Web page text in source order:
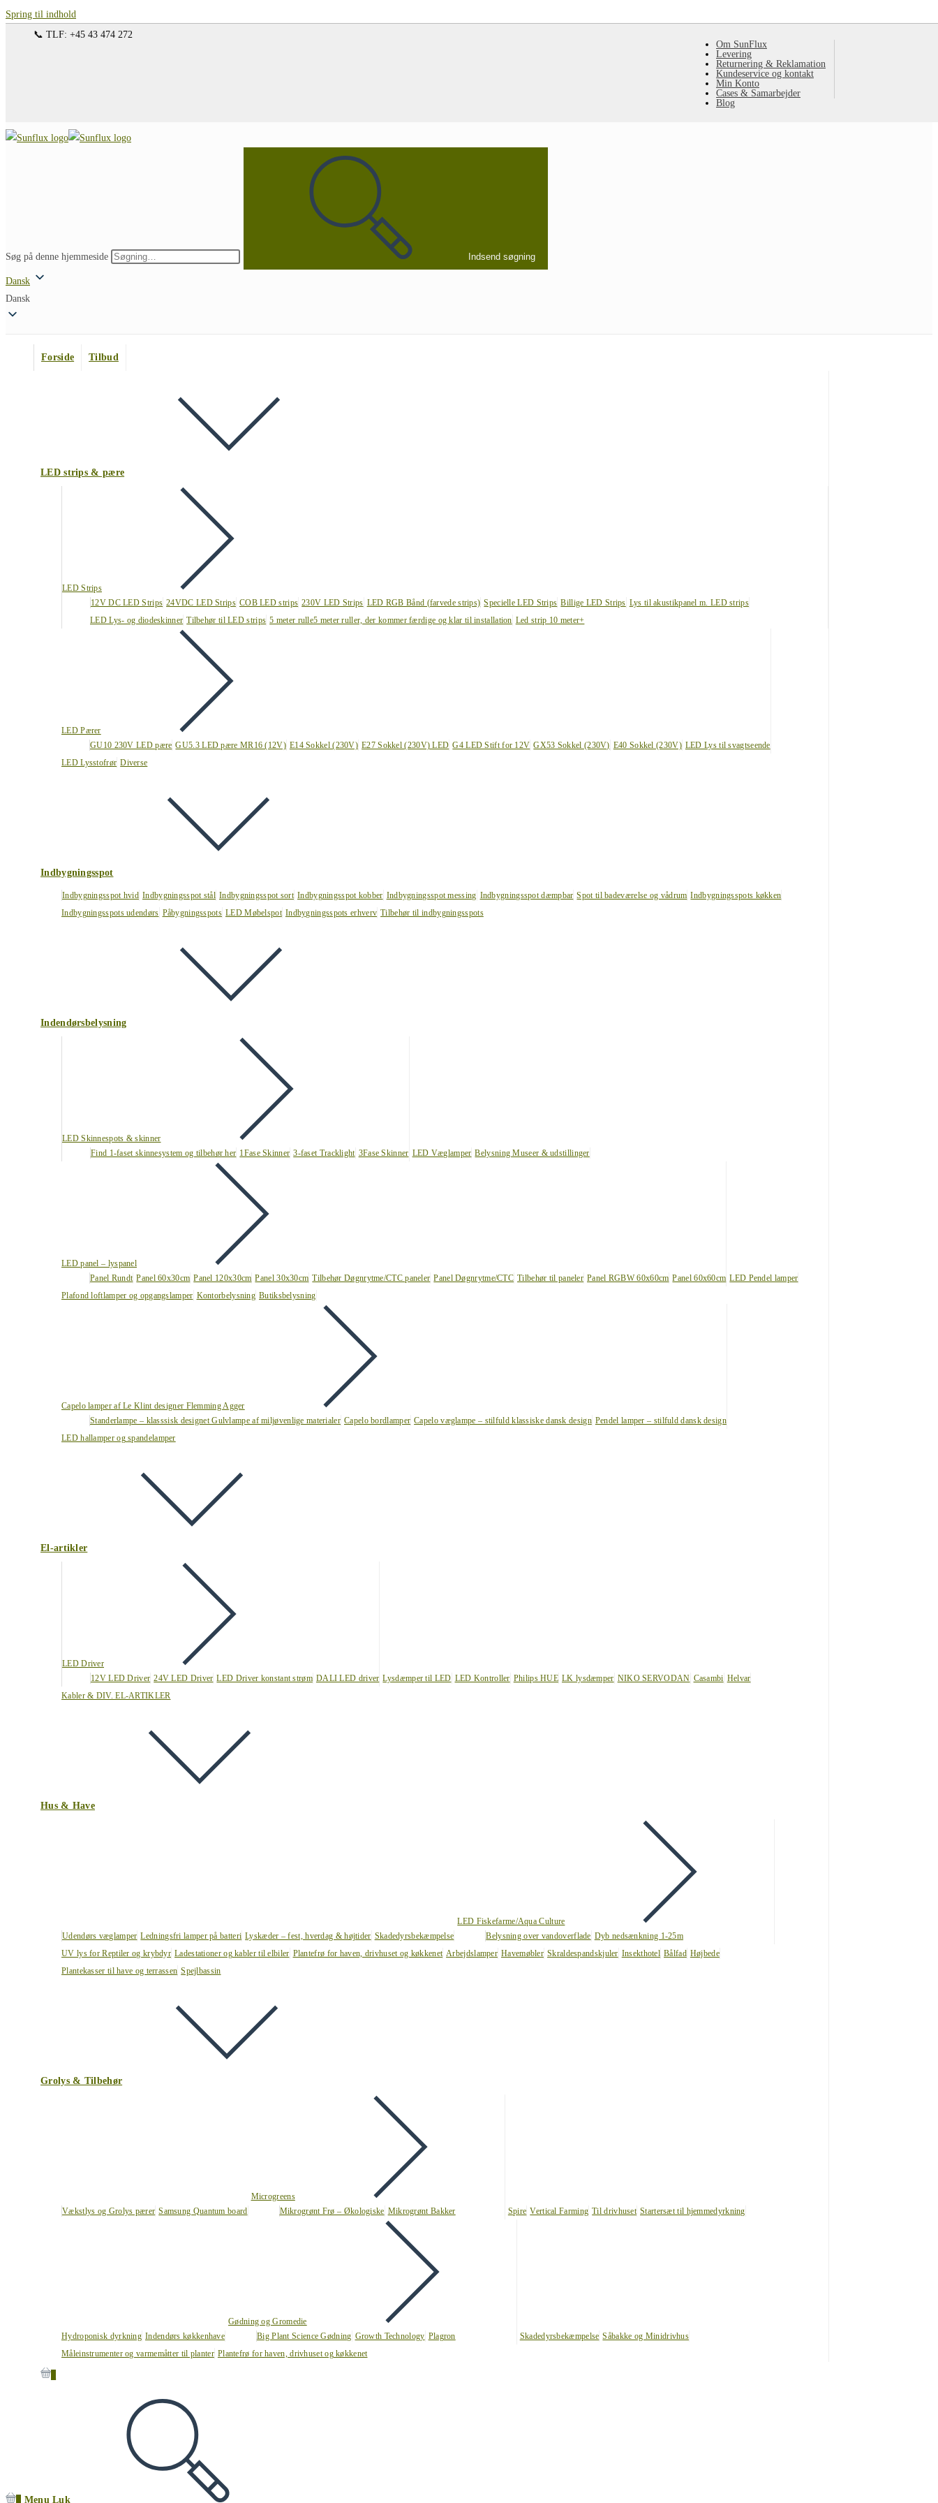
Spring til indhold
Om SunFlux
Levering
Returnering & Reklamation
Kundeservice og kontakt
Min Konto
Cases & Samarbejder
Blog
📞 TLF: +45 43 474 272
Søg på denne hjemmeside Indsend søgning
Dansk
Dansk
Forside Tilbud
LED strips & pære
LED Strips
12V DC LED Strips 24VDC LED Strips COB LED strips 230V LED Strips LED RGB Bånd (farvede strips) Specielle LED Strips Billige LED Strips Lys til akustikpanel m. LED strips
LED Lys- og diodeskinner Tilbehør til LED strips 5 meter rulle5 meter ruller, der kommer færdige og klar til installation Led strip 10 meter+
LED Pærer
GU10 230V LED pære GU5.3 LED pære MR16 (12V) E14 Sokkel (230V) E27 Sokkel (230V) LED G4 LED Stift for 12V GX53 Sokkel (230V) E40 Sokkel (230V) LED Lys til svagtseende
LED Lysstofrør Diverse
Indbygningsspot
Indbygningsspot hvid Indbygningsspot stål Indbygningsspot sort Indbygningsspot kobber Indbygningsspot messing Indbygningsspot dæmpbar Spot til badeværelse og vådrum Indbygningsspots køkken
Indbygningsspots udendørs Påbygningsspots LED Møbelspot Indbygningsspots erhverv Tilbehør til indbygningsspots
Indendørsbelysning
LED Skinnespots & skinner
Find 1-faset skinnesystem og tilbehør her 1Fase Skinner 3-faset Tracklight 3Fase Skinner LED Væglamper Belysning Museer & udstillinger
LED panel – lyspanel
Panel Rundt Panel 60x30cm Panel 120x30cm Panel 30x30cm Tilbehør Døgnrytme/CTC paneler Panel Døgnrytme/CTC Tilbehør til paneler Panel RGBW 60x60cm Panel 60x60cm LED Pendel lamper
Plafond loftlamper og opgangslamper Kontorbelysning Butiksbelysning
Capelo lamper af Le Klint designer Flemming Agger
Standerlampe – klasssisk designet Gulvlampe af miljøvenlige materialer Capelo bordlamper Capelo væglampe – stilfuld klassiske dansk design Pendel lamper – stilfuld dansk design
LED hallamper og spandelamper
El-artikler
LED Driver
12V LED Driver 24V LED Driver LED Driver konstant strøm DALI LED driver Lysdæmper til LED LED Kontroller Philips HUE LK lysdæmper NIKO SERVODAN Casambi Helvar
Kabler & DIV. EL-ARTIKLER
Hus & Have
Udendørs væglamper Ledningsfri lamper på batteri Lyskæder – fest, hverdag & højtider Skadedyrsbekæmpelse
LED Fiskefarme/Aqua Culture
Belysning over vandoverflade Dyb nedsænkning 1-25m
UV lys for Reptiler og krybdyr Ladestationer og kabler til elbiler Plantefrø for haven, drivhuset og køkkenet Arbejdslamper Havemøbler Skraldespandskjuler Insekthotel Bålfad Højbede
Plantekasser til have og terrassen Spejlbassin
Grolys & Tilbehør
Vækstlys og Grolys pærer Samsung Quantum board
Microgreens
Mikrogrønt Frø – Økologiske Mikrogrønt Bakker Spire Vertical Farming Til drivhuset Startersæt til hjemmedyrkning
Hydroponisk dyrkning Indendørs køkkenhave
Gødning og Gromedie
Big Plant Science Gødning Growth Technology Plagron Skadedyrsbekæmpelse Såbakke og Minidrivhus
Måleinstrumenter og varmemåtter til planter Plantefrø for haven, drivhuset og køkkenet
Menu Luk